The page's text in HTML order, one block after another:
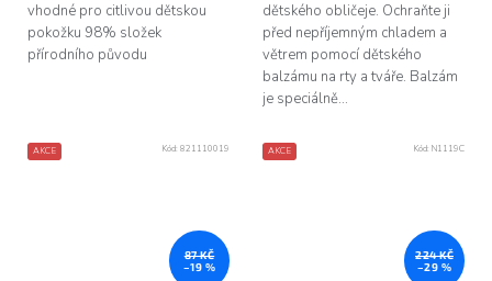
vhodné pro citlivou dětskou
pokožku 98% složek
přírodního původu
dětského obličeje. Ochraňte ji
před nepříjemným chladem a
větrem pomocí dětského
balzámu na rty a tváře. Balzám
je speciálně...
AKCE
87 KČ
–19 %
Kód: 821110019 AKCE
224 KČ
–29 %
Kód: N1119C